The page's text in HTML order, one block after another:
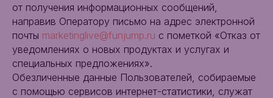
от получения информационных сообщений,
направив Оператору письмо на адрес электронной
почты marketinglive@funjump.ru с пометкой «Отказ от
уведомлениях о новых продуктах и услугах и
специальных предложениях».
Обезличенные данные Пользователей, собираемые
с помощью сервисов интернет-статистики, служат